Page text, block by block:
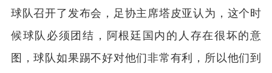
球队召开了发布会，足协主席塔皮亚认为，这个时
候球队必须团结，阿根廷国内的人存在很坏的意
图，球队如果踢不好对他们非常有利，所以他们到